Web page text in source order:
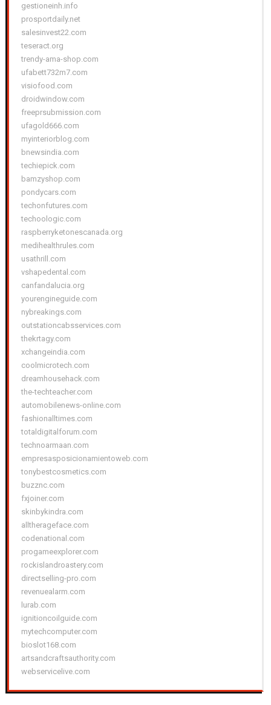
gestioneinh.info
prosportdaily.net
salesinvest22.com
teseract.org
trendy-ama-shop.com
ufabett732m7.com
visiofood.com
droidwindow.com
freeprsubmission.com
ufagold666.com
myinteriorblog.com
bnewsindia.com
techiepick.com
bamzyshop.com
pondycars.com
techonfutures.com
techoologic.com
raspberryketonescanada.org
medihealthrules.com
usathrill.com
vshapedental.com
canfandalucia.org
yourengineguide.com
nybreakings.com
outstationcabsservices.com
thekrtagy.com
xchangeindia.com
coolmicrotech.com
dreamhousehack.com
the-techteacher.com
automobilenews-online.com
fashionalltimes.com
totaldigitalforum.com
technoarmaan.com
empresasposicionamientoweb.com
tonybestcosmetics.com
buzznc.com
fxjoiner.com
skinbykindra.com
alltherageface.com
codenational.com
progameexplorer.com
rockislandroastery.com
directselling-pro.com
revenuealarm.com
lurab.com
ignitioncoilguide.com
mytechcomputer.com
bioslot168.com
artsandcraftsauthority.com
webservicelive.com